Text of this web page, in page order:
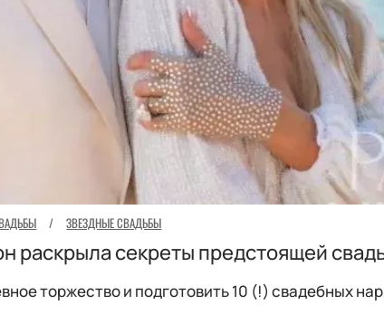
/ ЗВЕЗДНЫЕ СВАДЬБЫ
раскрыла секреты предстоящей
торжество и подготовить 10 (!) свадебных